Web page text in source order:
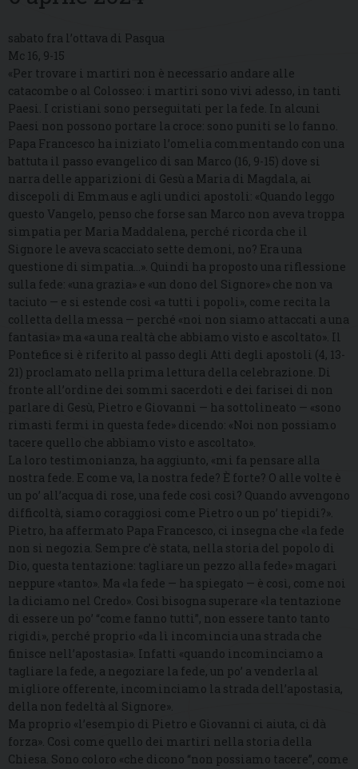
sabato fra l’ottava di Pasqua
Mc 16, 9-15
«Per trovare i martiri non è necessario andare alle
catacombe o al Colosseo: i martiri sono vivi adesso, in tanti
Paesi. I cristiani sono perseguitati per la fede. In alcuni
Paesi non possono portare la croce: sono puniti se lo fanno.
Papa Francesco ha iniziato l’omelia commentando con una
battuta il passo evangelico di san Marco (16, 9-15) dove si
narra delle apparizioni di Gesù a Maria di Magdala, ai
discepoli di Emmaus e agli undici apostoli: «Quando leggo
questo Vangelo, penso che forse san Marco non aveva troppa
simpatia per Maria Maddalena, perché ricorda che il
Signore le aveva scacciato sette demoni, no? Era una
questione di simpatia…». Quindi ha proposto una riflessione
sulla fede: «una grazia» e «un dono del Signore» che non va
taciuto — e si estende così «a tutti i popoli», come recita la
colletta della messa — perché «noi non siamo attaccati a una
fantasia» ma «a una realtà che abbiamo visto e ascoltato». Il
Pontefice si è riferito al passo degli Atti degli apostoli (4, 13-
21) proclamato nella prima lettura della celebrazione. Di
fronte all’ordine dei sommi sacerdoti e dei farisei di non
parlare di Gesù, Pietro e Giovanni — ha sottolineato — «sono
rimasti fermi in questa fede» dicendo: «Noi non possiamo
tacere quello che abbiamo visto e ascoltato».
La loro testimonianza, ha aggiunto, «mi fa pensare alla
nostra fede. E come va, la nostra fede? È forte? O alle volte è
un po’ all’acqua di rose, una fede così così? Quando avvengono
difficoltà, siamo coraggiosi come Pietro o un po’ tiepidi?».
Pietro, ha affermato Papa Francesco, ci insegna che «la fede
non si negozia. Sempre c’è stata, nella storia del popolo di
Dio, questa tentazione: tagliare un pezzo alla fede» magari
neppure «tanto». Ma «la fede — ha spiegato — è così, come noi
la diciamo nel Credo». Così bisogna superare «la tentazione
di essere un po’ “come fanno tutti”, non essere tanto tanto
rigidi», perché proprio «da lì incomincia una strada che
finisce nell’apostasia». Infatti «quando incominciamo a
tagliare la fede, a negoziare la fede, un po’ a venderla al
migliore offerente, incominciamo la strada dell’apostasia,
della non fedeltà al Signore».
Ma proprio «l’esempio di Pietro e Giovanni ci aiuta, ci dà
forza». Così come quello dei martiri nella storia della
Chiesa. Sono coloro «che dicono “non possiamo tacere”, come